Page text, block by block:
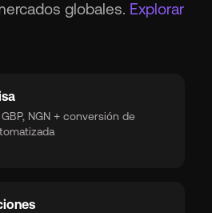
globales. Explorar
GBP, NGN + conversión de